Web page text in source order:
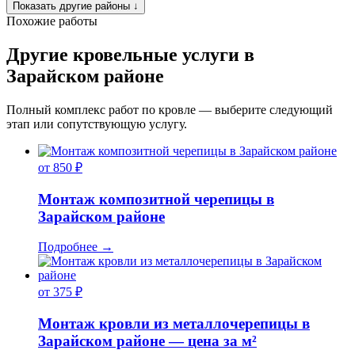
Показать другие районы ↓
Похожие работы
Другие кровельные услуги в
Зарайском районе
Полный комплекс работ по кровле — выберите следующий
этап или сопутствующую услугу.
от 850 ₽
Монтаж композитной черепицы в
Зарайском районе
Подробнее →
от 375 ₽
Монтаж кровли из металлочерепицы в
Зарайском районе — цена за м²